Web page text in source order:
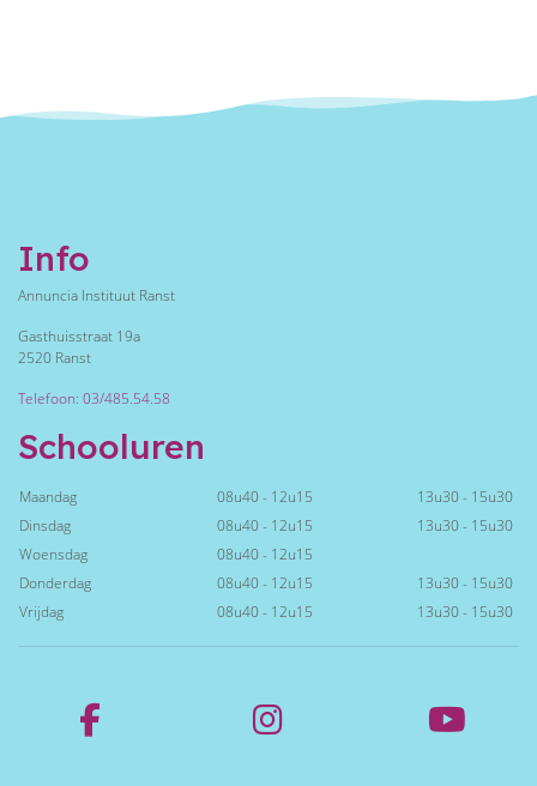
Info
Annuncia Instituut Ranst
Gasthuisstraat 19a
2520 Ranst
Telefoon: 03/485.54.58
Schooluren
Maandag 08u40 - 12u15
13u30 - 15u30
Dinsdag
08u40 - 12u15
13u30 - 15u30
Woensdag
08u40 - 12u15
Donderdag
08u40 - 12u15
13u30 - 15u30
Vrijdag
08u40 - 12u15 13u30 - 15u30